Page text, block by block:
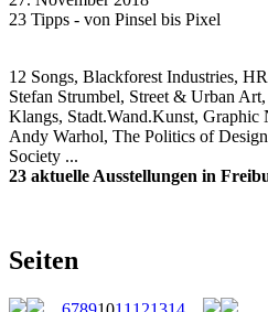
23 Tipps - von Pinsel bis Pixel
12 Songs, Blackforest Industries,
Stefan Strumbel, Street & Urban
Klangs, Stadt.Wand.Kunst,
Andy Warhol, The Politics of
Society ...
23 aktuelle Ausstellungen in
Seiten